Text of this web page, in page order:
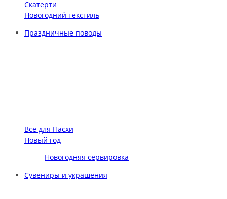
Скатерти
Новогодний текстиль
Праздничные поводы
Все для Пасхи
Новый год
Новогодняя сервировка
Сувениры и украшения